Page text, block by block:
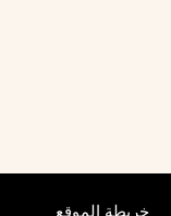
خريطة الموقع